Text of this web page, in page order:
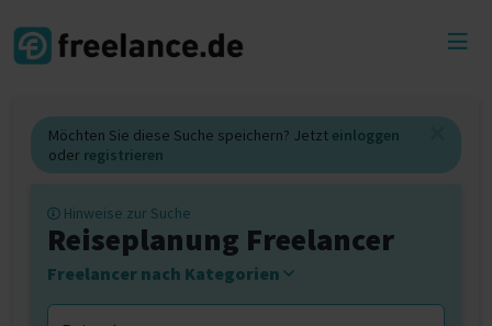
Möchten Sie diese Suche speichern? Jetzt einloggen
oder registrieren
Hinweise zur Suche
Reiseplanung Freelancer
Freelancer nach Kategorien